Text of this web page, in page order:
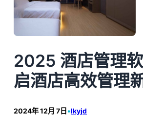
2025 酒店管理
启酒店高效管理
2024年 12月 7日 •lkyjd